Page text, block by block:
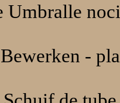
Umbralle
Bewerken -